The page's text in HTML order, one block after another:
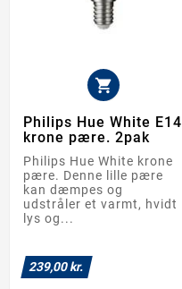

Philips Hue White E14
krone pære. 2pak
Philips Hue White krone
pære. Denne lille pære
kan dæmpes og
udstråler et varmt, hvidt
lys og...
239,00 kr.